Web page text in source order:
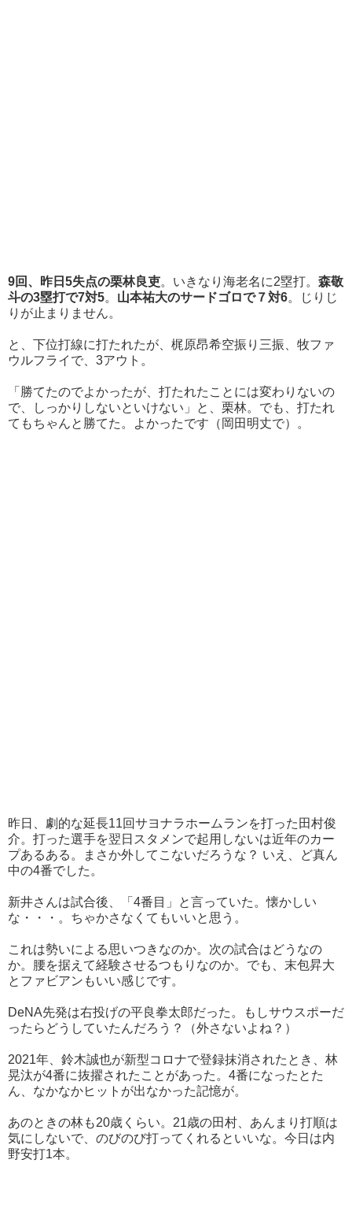
9回、昨日5失点の栗林良吏。いきなり海老名に2塁打。 森敬
斗の3塁打で7対5。 山本祐大のサードゴロで７対6。じりじ
りが止まりません。
と、下位打線に打たれたが、梶原昂希空振り三振、牧ファ
ウルフライで、3アウト。
「勝てたのでよかったが、打たれたことには変わりないの
で、しっかりしないといけない」と、栗林。でも、打たれ
てもちゃんと勝てた。よかったです（岡田明丈で）。
昨日、劇的な延長11回サヨナラホームランを打った田村俊
介。打った選手を翌日スタメンで起用しないは近年のカー
プあるある。まさか外してこないだろうな？ いえ、ど真ん
中の4番でした。
新井さんは試合後、「4番目」と言っていた。懐かしい
な・・・。ちゃかさなくてもいいと思う。
これは勢いによる思いつきなのか。次の試合はどうなの
か。腰を据えて経験させるつもりなのか。でも、末包昇大
とファビアンもいい感じです。
DeNA先発は右投げの平良拳太郎だった。もしサウスポーだ
ったらどうしていたんだろう？（外さないよね？）
2021年、鈴木誠也が新型コロナで登録抹消されたとき、林
晃汰が4番に抜擢されたことがあった。4番になったとた
ん、なかなかヒットが出なかった記憶が。
あのときの林も20歳くらい。21歳の田村、あんまり打順は
気にしないで、のびのび打ってくれるといいな。今日は内
野安打1本。